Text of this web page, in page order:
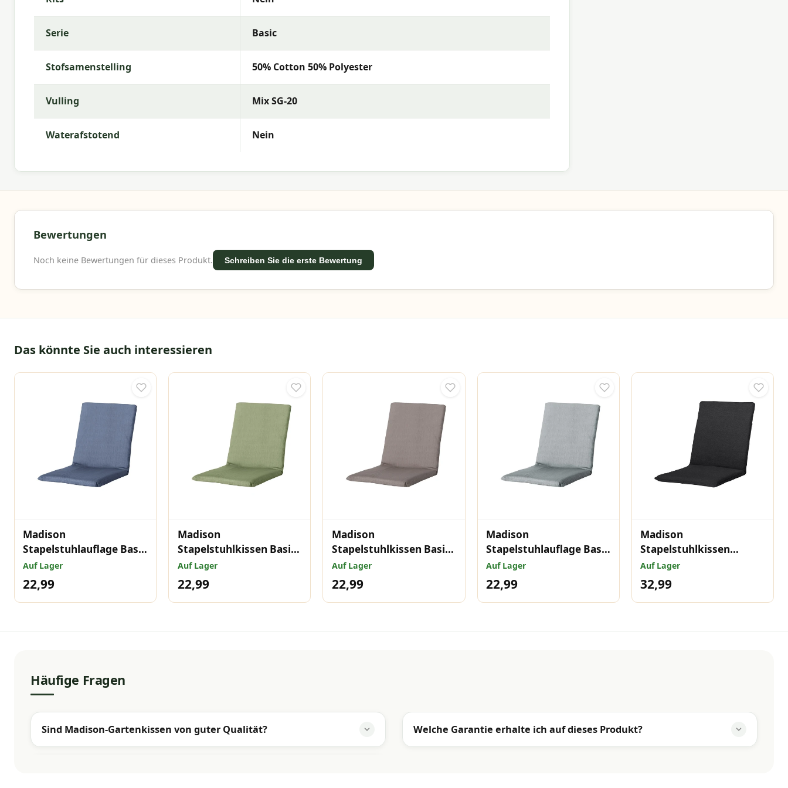
Serie Basic
Stofsamenstelling 50% Cotton 50% Polyester
Vulling Mix SG-20
Waterafstotend Nein
Bewertungen
Noch keine Bewertungen für dieses Produkt. Schreiben Sie die erste Bewertung
Das könnte Sie auch interessieren
Madison
Stapelstuhlauflage Basic
blau 97x49 cm
Auf Lager
22,99
Madison
Stapelstuhlkissen Basic
green 97x49 cm
Auf Lager
22,99
Madison
Stapelstuhlkissen Basic
Taupe 97x49 cm
Auf Lager
22,99
Madison
Stapelstuhlauflage Basic
Grey 97x49 cm
Auf Lager
22,99
Madison
Stapelstuhlkissen
Panama black 97x49 cm
Auf Lager
32,99
Häufige Fragen
Sind Madison-Gartenkissen von guter Qualität? Welche Garantie erhalte ich auf dieses Produkt?